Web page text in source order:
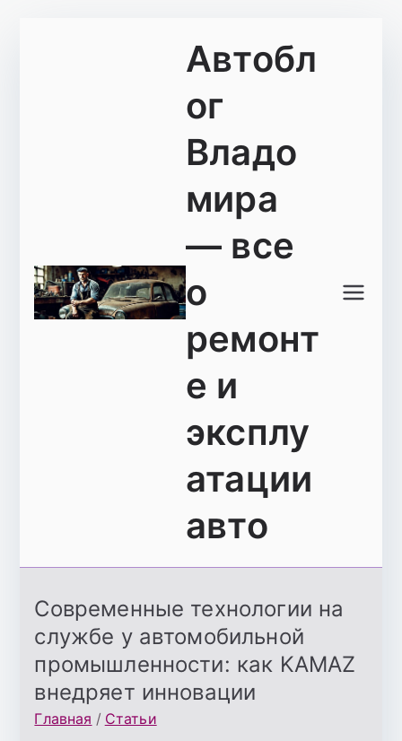
Автобл
ог
Владо
мира
— все
о
ремонт
е и
эксплу
атации
авто
Современные технологии на
службе у автомобильной
промышленности: как KAMAZ
внедряет инновации
Главная Статьи